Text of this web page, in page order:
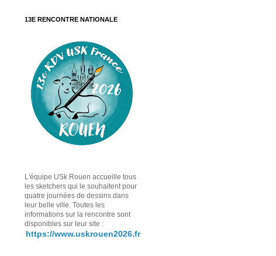
13E RENCONTRE NATIONALE
L'équipe USk Rouen accueille tous
les sketchers qui le souhaitent pour
quatre journées de dessins dans
leur belle ville. Toutes les
informations sur la rencontre sont
disponibles sur leur site :
https://www.uskrouen2026.fr